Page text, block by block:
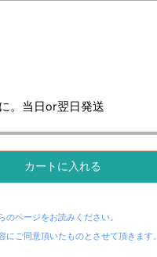
。当日or翌日発送
カートに入れる
ページをお読みください。
にご同意頂いたものとさせて頂きます。